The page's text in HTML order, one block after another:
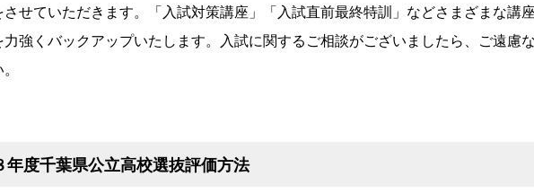
させていただきます。「入試対策講座」「入試直前最終特訓」などさまざまな講
力強くバックアップいたします。入試に関するご相談がございましたら、ご遠慮
年度千葉県公立高校選抜評価方法